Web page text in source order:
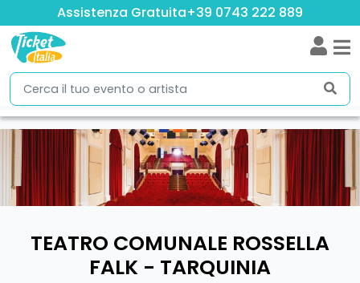
Assistenza Gratuita+39 0743 222 889
TEATRO COMUNALE ROSSELLA
FALK - TARQUINIA